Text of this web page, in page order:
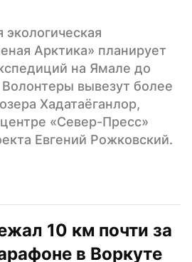
Арктика» планирует
на Ямале до
Волонтеры вывезут более
Хадатаёганлор,
«Север-Пресс»
Евгений Рожковский.
10 км почти за
в Воркуте